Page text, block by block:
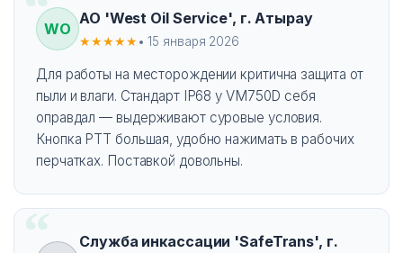
WO
АО 'West Oil Service', г. Атырау
★★★★★• 15 января 2026
Для работы на месторождении критична защита от
пыли и влаги. Стандарт IP68 у VM750D себя
оправдал — выдерживают суровые условия.
Кнопка PTT большая, удобно нажимать в рабочих
перчатках. Поставкой довольны.
Служба инкассации 'SafeTrans', г.